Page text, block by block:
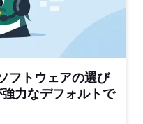
フトウェアの選び
力なデフォルトで